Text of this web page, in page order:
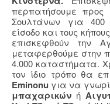
περπατήσουμε
Σουλτάνων για
είσοδο και τους
επισκεφθούν την
μεταφερθούμε στην
4.000 καταστήματα.
τον ίδιο τρόπο θα
Eminonu για να
μπαχαρικών ή